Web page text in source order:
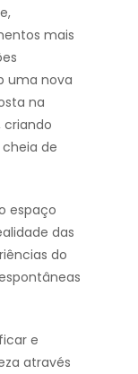
mais
uma nova
na
criando
de
espaço
das
do
e
através